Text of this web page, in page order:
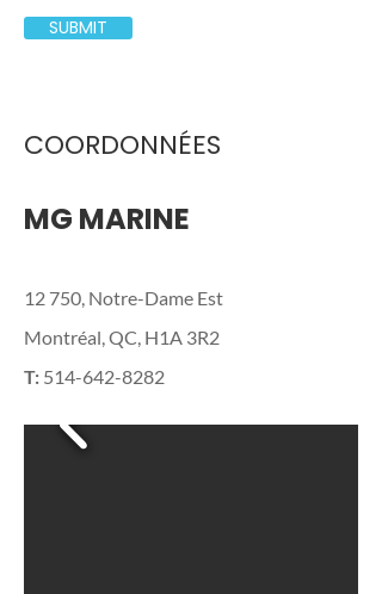
SUBMIT
COORDONNÉES
MG MARINE
12 750, Notre-Dame Est
Montréal, QC, H1A 3R2
T: 514-642-8282